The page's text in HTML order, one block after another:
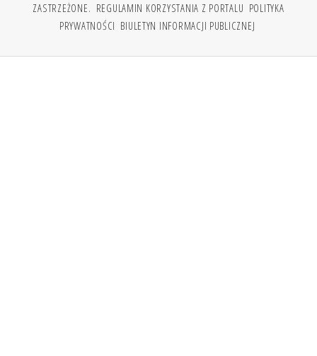
ZASTRZEŻONE. REGULAMIN KORZYSTANIA Z PORTALU POLITYKA
PRYWATNOŚCI BIULETYN INFORMACJI PUBLICZNEJ